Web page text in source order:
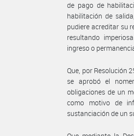
de pago de
habilitación de
pudiere acreditar su
resultando
ingreso o
Que, por Resolución
se aprobó el
obligaciones de un
como motivo de
sustanciación de un